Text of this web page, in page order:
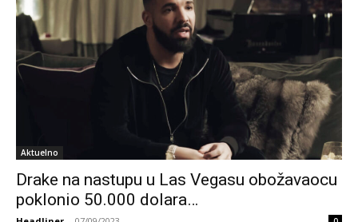
Aktuelno
Drake na nastupu u Las Vegasu obožavaocu
poklonio 50.000 dolara…